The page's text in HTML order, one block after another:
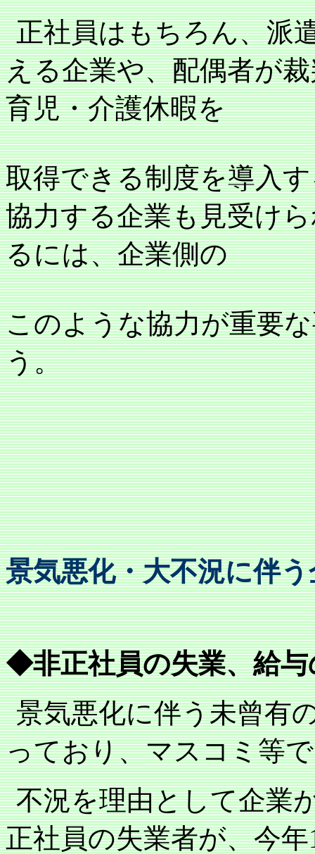
正社員はもちろん、派
える企業や、配偶者が
育児・介護休暇を
取得できる制度を導入
協力する企業も見受け
るには、企業側の
このような協力が重要
う。
景気悪化・大不況に伴う
◆非正社員の失業、給
景気悪化に伴う未曾有
っており、マスコミ等
不況を理由として企業
正社員の失業者が、今年